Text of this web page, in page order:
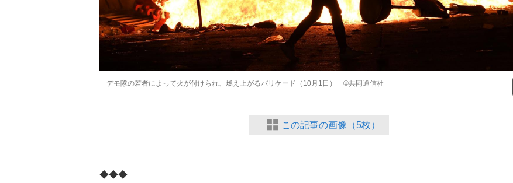
デモ隊の若者によって火が付けられ、燃え上がるバリケード（10月1日） ©共同通信社
この記事の画像（5枚）
◆◆◆